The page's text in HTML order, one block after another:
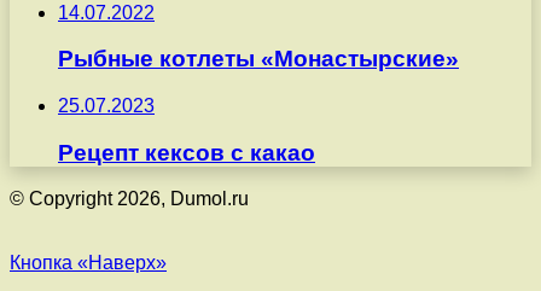
14.07.2022
Рыбные котлеты «Монастырские»
25.07.2023
Рецепт кексов с какао
© Copyright 2026, Dumol.ru
Кнопка «Наверх»